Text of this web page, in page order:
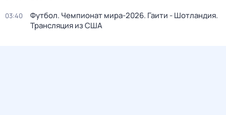
03:40
Футбол. Чемпионат мира-2026. Гаити - Шотландия.
Трансляция из США